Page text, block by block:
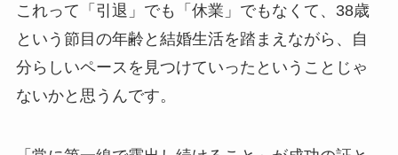
これって「引退」でも「休業」でもなくて、38歳
という節目の年齢と結婚生活を踏まえながら、自
分らしいペースを見つけていったということじゃ
ないかと思うんです。